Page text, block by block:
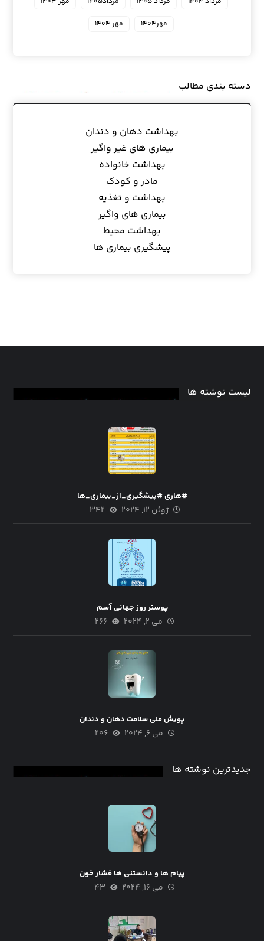
مهر۱۴۰۴
مهر ۱۴۰۴
دسته بندی مطالب
بهداشت دهان و دندان
بیماری های غیر واگیر
بهداشت خانواده
مادر و کودک
بهداشت و تغذیه
بیماری های واگیر
بهداشت محیط
پیشگیری بیماری ها
لیست نوشته ها
#هاری #پیشگیری_از_بیماری_ها
ژوئن ۱۲, ۲۰۲۴ ۳۴۲
پوستر روز جهانی آسم
می ۲, ۲۰۲۴ ۲۶۶
پویش ملی سلامت دهان و دندان
می ۶, ۲۰۲۴ ۲۰۶
جدیدترین نوشته ها
پیام ها و دانستنی ها فشار خون
می ۱۶, ۲۰۲۴ ۴۳